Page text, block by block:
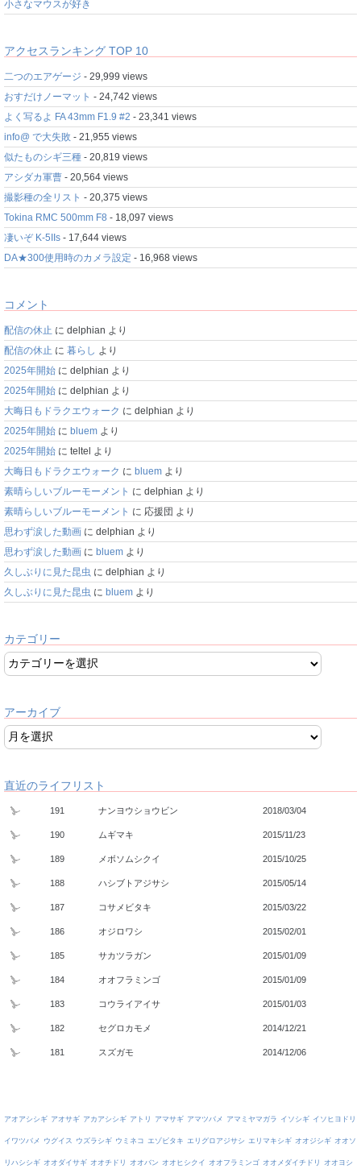
小さなマウスが好き
アクセスランキング TOP 10
二つのエアゲージ - 29,999 views
おすだけノーマット - 24,742 views
よく写るよ FA 43mm F1.9 #2 - 23,341 views
info@ で大失敗 - 21,955 views
似たものシギ三種 - 20,819 views
アシダカ軍曹 - 20,564 views
撮影種の全リスト - 20,375 views
Tokina RMC 500mm F8 - 18,097 views
凄いぞ K-5IIs - 17,644 views
DA★300使用時のカメラ設定 - 16,968 views
コメント
配信の休止 に delphian より
配信の休止 に 暮らし より
2025年開始 に delphian より
2025年開始 に delphian より
大晦日もドラクエウォーク に delphian より
2025年開始 に bluem より
2025年開始 に teltel より
大晦日もドラクエウォーク に bluem より
素晴らしいブルーモーメント に delphian より
素晴らしいブルーモーメント に 応援団 より
思わず涙した動画 に delphian より
思わず涙した動画 に bluem より
久しぶりに見た昆虫 に delphian より
久しぶりに見た昆虫 に bluem より
カテゴリー
アーカイブ
直近のライフリスト
191 ナンヨウショウビン 2018/03/04
190 ムギマキ 2015/11/23
189 メボソムシクイ 2015/10/25
188 ハシブトアジサシ 2015/05/14
187 コサメビタキ 2015/03/22
186 オジロワシ 2015/02/01
185 サカツラガン 2015/01/09
184 オオフラミンゴ 2015/01/09
183 コウライアイサ 2015/01/03
182 セグロカモメ 2014/12/21
181 スズガモ 2014/12/06
アオアシシギ アオサギ アカアシシギ アトリ アマサギ アマツバメ アマミヤマガラ イソシギ イソヒヨドリ
イワツバメ ウグイス ウズラシギ ウミネコ エゾビタキ エリグロアジサシ エリマキシギ オオジシギ オオソ
リハシシギ オオダイサギ オオチドリ オオバン オオヒシクイ オオフラミンゴ オオメダイチドリ オオヨシ